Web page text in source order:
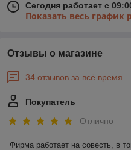
Сегодня работает с
Показать весь график
Отзывы о магазине
34 отзывов за всё время
Покупатель
Отлично
Фирма работает на совесть, в